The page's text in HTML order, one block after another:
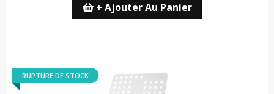
+ Ajouter Au Panier
RUPTURE DE STOCK